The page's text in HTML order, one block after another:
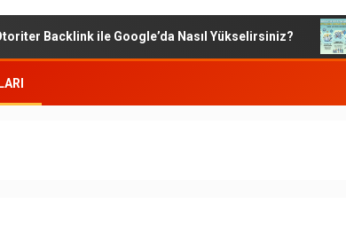
Backlink ile Google’da Nasıl Yükselirsiniz?